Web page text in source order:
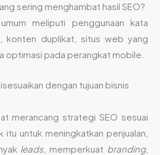
sering menghambat hasil SEO?
meliputi penggunaan kata
konten duplikat, situs web yang
optimasi pada perangkat mobile.
dengan tujuan bisnis
merancang strategi SEO sesuai
itu untuk meningkatkan penjualan,
leads , memperkuat branding,